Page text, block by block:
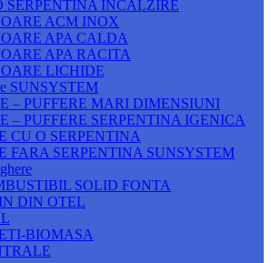
SERPENTINA INCALZIRE
ACM INOX
APA CALDA
APA RACITA
LICHIDE
SUNSYSTEM
– PUFFERE MARI DIMENSIUNI
– PUFFERE SERPENTINA IGENICA
CU O SERPENTINA
FARA SERPENTINA SUNSYSTEM
SOLID FONTA
DIN OTEL
BIOMASA